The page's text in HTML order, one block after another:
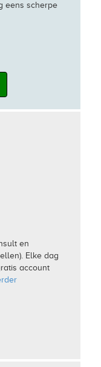
eens scherpe
en
Elke dag
account